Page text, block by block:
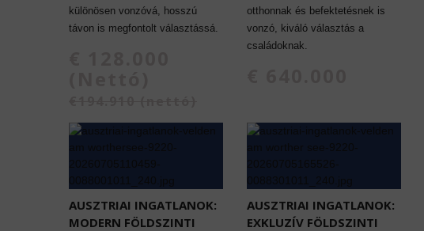
különösen vonzóvá, hosszú
távon is megfontolt választássá.
otthonnak és befektetésnek is
vonzó, kiváló választás a
családoknak.
AUSZTRIAI INGATLANOK:
MODERN FÖLDSZINTI
AUSZTRIAI INGATLANOK:
EXKLUZÍV FÖLDSZINTI